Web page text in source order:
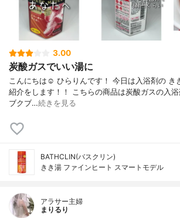
3.00
炭酸ガスでいい湯に
こんにちは☺️ ひらりんです！ 今日は入浴剤の き
紹介をします！！ こちらの商品は炭酸ガスの入
ブクブ…続きを見る
BATHCLIN(バスクリン)
きき湯 ファインヒート スマートモデル
アラサー主婦
まりるり